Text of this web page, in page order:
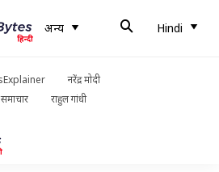
अन्य Hindi
नरेंद्र मोदी
राहुल गांधी